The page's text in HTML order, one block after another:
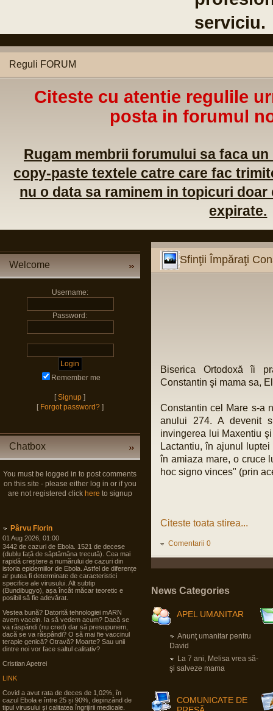
Reguli FORUM
Citeste cu atentie regulile
posta in forumul
Rugam membrii forumului sa faca
copy-paste textele catre care fac
nu o data sa raminem in topicuri
expirate.
Welcome
Username:
Password:
Remember me
[Signup ]
[ Forgot password? ]
Chatbox
You must be logged in to post comments
on this site - please either log in or if you
are not registered click here to signup
Pârvu Florin
01 Aug 2026, 01:00
3442 de cazuri de Ebola. 1521 de decese
(dublu față de săptămâna trecută). Cea mai
rapidă creștere a numărului de cazuri din
istoria epidemiilor de Ebola. Astfel de diferențe
ar putea fi determinate de caracteristici
specifice ale virusului. Alt subtip
(Bundibugyo), așa încât măcar teoretic e
posibil să fie adevărat.
Vestea bună? Datorită tehnologiei mARN
avem vaccin. Ia să vedem acum? Dacă se
va răspândi (nu cred) dar să presupunem,
dacă se va răspândi? O să mai fie vaccinul
terapie genicā? Otravă? Moarte? Sau unii
dintre noi vor face saltul calitativ?
Cristian Apetrei
LINK
Covid a avut rata de deces de 1,02%, în
cazul Ebola e între 25 și 90%, depinzând de
tipul virusului și calitatea îngrijirii medicale.
Sfinţii Împăraţi
Biserica Ortodoxă îi
Constantin şi mama sa,
Constantin cel Mare s-a
anului 274. A devenit
invingerea lui Maxentiu
Lactantiu, în ajunul
în amiaza mare, o cruce
hoc signo vinces" (prin
Citeste toata stirea...
Comentarii 0
News Categories
APEL UMANITAR
Anunţ umanitar pentru
David
La 7 ani, Melisa vrea să-
şi salveze mama
COMUNICATE DE